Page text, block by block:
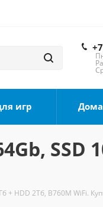
игр
SSD
+ HDD 2Тб, B760M WiFi.